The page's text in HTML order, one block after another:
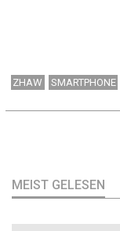
ZHAW SMARTPHONE
MEIST GELESEN